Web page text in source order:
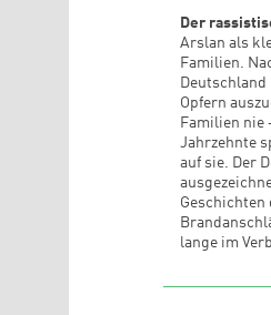
Der
Arslan als
Familien.
Opfern
Familien nie
Jahrzehnte
auf sie. Der
Geschichten
lange im